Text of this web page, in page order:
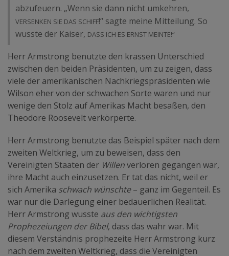
abzufeuern. „Wenn sie dann nicht umkehren,
versenken Sie das Schiff!“ sagte meine Mitteilung. So
wusste der Kaiser, dass ich es ernst meinte!“
Herr Armstrong benutzte den krassen Unterschied
zwischen den beiden Präsidenten, um zu zeigen, dass
viele der amerikanischen Nachkriegspräsidenten wie
Wilson eher von der schwachen Sorte waren und nur
wenige den Stolz auf Amerikas Macht besaßen, den
Theodore Roosevelt verkörperte.
Herr Armstrong benutzte das Beispiel später nach dem
zweiten Weltkrieg, um zu beweisen, dass den
Vereinigten Staaten der Willenverloren gegangen war,
ihre Macht auch einzusetzen. Er tat das nicht, weil er
sich Amerika schwach wünschte– ganz im Gegenteil. Es
war nur die Darlegung einer bedauerlichen Realität.
Herr Armstrong wusste aus den wichtigsten
Prophezeiungen der Bibel, dass das wahr war. Mit
diesem Verständnis prophezeite Herr Armstrong kurz
nach dem zweiten Weltkrieg, dass die Vereinigten